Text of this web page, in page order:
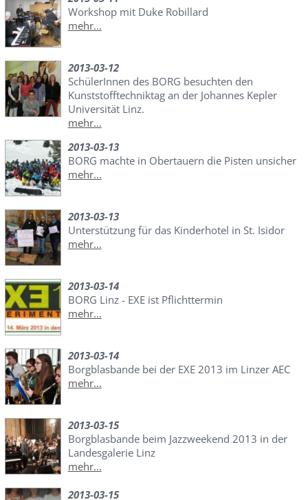
Workshop mit Duke Robillard
mehr...
2013-03-12
SchülerInnen des BORG besuchten den
Kunststofftechniktag an der Johannes Kepler
Universität Linz.
mehr...
2013-03-13
BORG machte in Obertauern die Pisten unsicher
mehr...
2013-03-13
Unterstützung für das Kinderhotel in St. Isidor
mehr...
2013-03-14
BORG Linz - EXE ist Pflichttermin
mehr...
2013-03-14
Borgblasbande bei der EXE 2013 im Linzer AEC
mehr...
2013-03-15
Borgblasbande beim Jazzweekend 2013 in der
Landesgalerie Linz
mehr...
2013-03-15